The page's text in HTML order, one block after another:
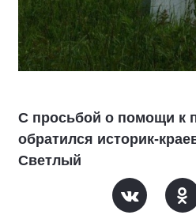
С просьбой о помощи к
обратился историк-
Светлый